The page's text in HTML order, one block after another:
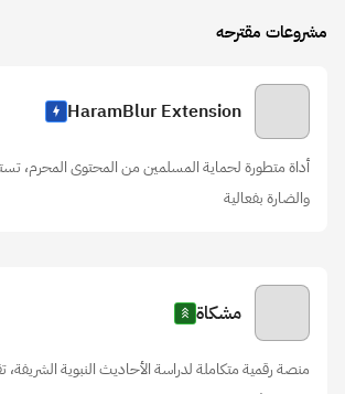
مشروعات مقترحه
HaramBlur Extension
أداة متطورة لحماية المسلمين من المحتوى المحرم،
والضارة بفعالية
مشكاة
منصة رقمية متكاملة لدراسة الأحاديث النبوية